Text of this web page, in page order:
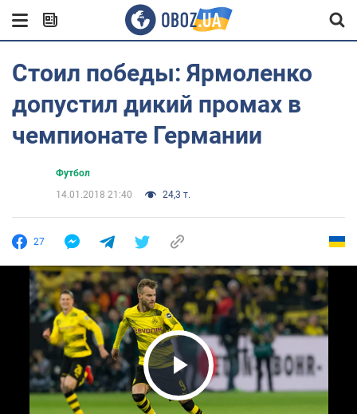
Стоил победы: Ярмоленко
допустил дикий промах в
чемпионате Германии
Футбол
14.01.2018 21:40
24,3 т.
27
Play Video